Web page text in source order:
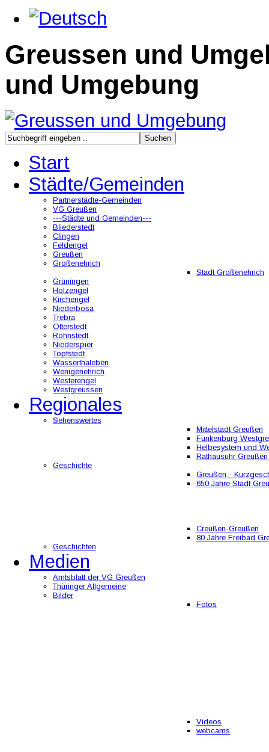
Greussen und
und Umgebung
Start
Städte/Gemeinden
Partnerstädte-Gemeinden
VG Greußen
---Städte und Gemeinden---
Bliederstedt
Clingen
Feldengel
Greußen
Großenehrich
Stadt Großenehrich
Grüningen
Holzengel
Kirchengel
Niederbösa
Trebra
Otterstedt
Rohnstedt
Niederspier
Topfstedt
Wasserthaleben
Wenigenehrich
Westerengel
Westgreussen
Regionales
Sehenswertes
Mittelstadt Greußen
Funkenburg
Helbesystem und
Rathausuhr Greußen
Geschichte
Greußen -
650 Jahre Stadt
Creußen-Greußen
80 Jahre Freibad
Geschichten
Medien
Amtsblatt der VG Greußen
Thüringer Allgemeine
Bilder
Fotos
Videos
webcams